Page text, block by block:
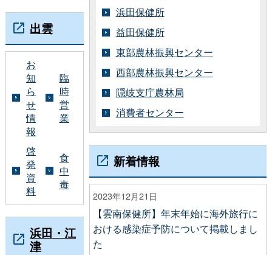
浜田保健所
益田保健所
東部農林振興センター
西部農林振興センター
隠岐支庁農林局
消費者センター
新着情報
2023年12月21日
【雲南保健所】年末年始に海外旅行に
おける感染症予防について掲載しまし
た
出雲
お
知
ら
せ
情
報
臨
時
営
業
啓
発
資
料
食
中
毒
浜田・江
津